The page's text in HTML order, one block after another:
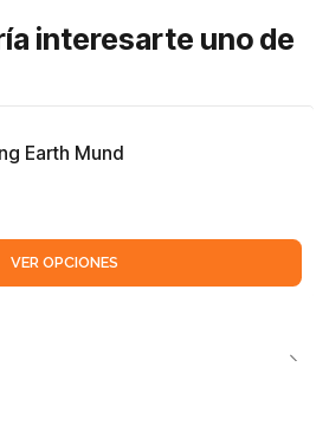
interesarte uno de
Earth Mund
VER OPCIONES